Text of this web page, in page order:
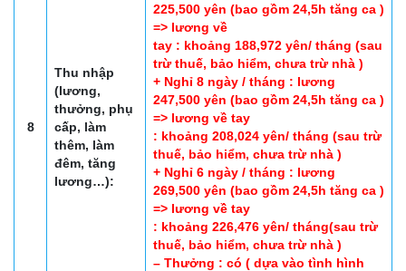
8
Thu nhập
(lương,
thưởng, phụ
cấp, làm
thêm, làm
đêm, tăng
lương…):
225,500 yên (bao gồm 24,5h tăng ca )
=> lương về
tay : khoảng 188,972 yên/ tháng (sau
trừ thuế, bảo hiểm, chưa trừ nhà )
+ Nghỉ 8 ngày / tháng : lương
247,500 yên (bao gồm 24,5h tăng ca )
=> lương về tay
: khoảng 208,024 yên/ tháng (sau trừ
thuế, bảo hiểm, chưa trừ nhà )
+ Nghỉ 6 ngày / tháng : lương
269,500 yên (bao gồm 24,5h tăng ca )
=> lương về tay
: khoảng 226,476 yên/ tháng(sau trừ
thuế, bảo hiểm, chưa trừ nhà )
– Thưởng : có ( dựa vào tình hình